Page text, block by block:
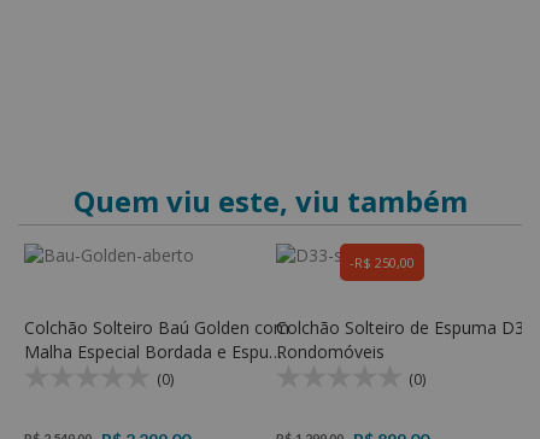
Quem viu este, viu também
R$ 250,00
Colchão Solteiro Baú Golden com
Malha Especial Bordada e Espuma
D33 - Rondomóveis
(0)
Colchão Solteiro de Espuma D33
Rondomóveis
(0)